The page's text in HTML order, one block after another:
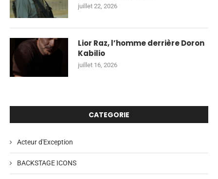
juillet 22, 2026
Lior Raz, l’homme derrière Doron
Kabilio
juillet 16, 2026
CATEGORIE
Acteur d'Exception
BACKSTAGE ICONS